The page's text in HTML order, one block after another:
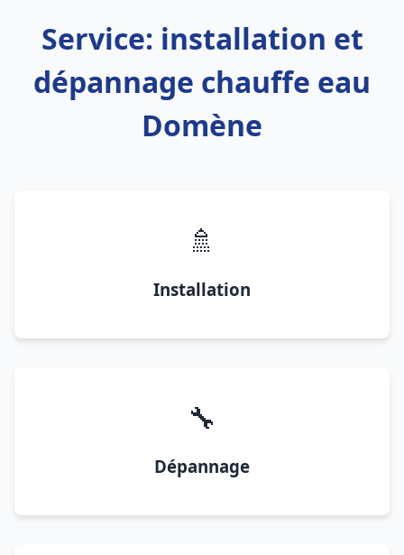
Service: installation et
dépannage chauffe eau
Domène
🚿
Installation
🔧
Dépannage